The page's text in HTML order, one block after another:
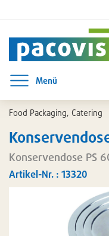
Menü
Menü öffnen
Food Packaging, Catering
Konservendose PS
Artikel-Nr. : 13320